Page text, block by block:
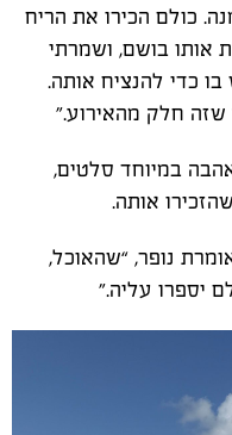
כולם הכירו את הריח
אותו בושם, ושמרתי
כדי להנציח אותה.
שזה חלק מהאירוע.”
במיוחד סלטים,
אותה.
נופר, “שהאוכל,
יספרו עליה.”